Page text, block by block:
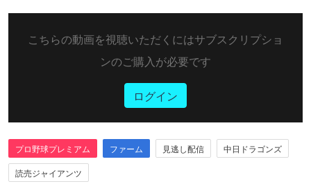
こちらの動画を視聴いただくにはサブスクリプショ
ンのご購入が必要です
ログイン
プロ野球プレミアム ファーム 見逃し配信
中日ドラゴンズ
読売ジャイアンツ